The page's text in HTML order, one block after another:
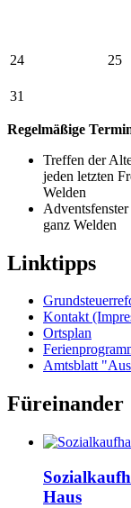
24 25
31
Regelmäßige
Treffen der
jeden letzten
Welden
ganz Welden
Linktipps
Kontakt
Ortsplan
Amtsblatt
Füreinander
Haus